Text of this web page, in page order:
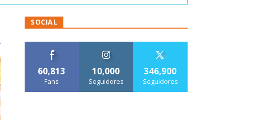
SOCIAL
60,813
Fans
10,000
Seguidores
346,900
Seguidores